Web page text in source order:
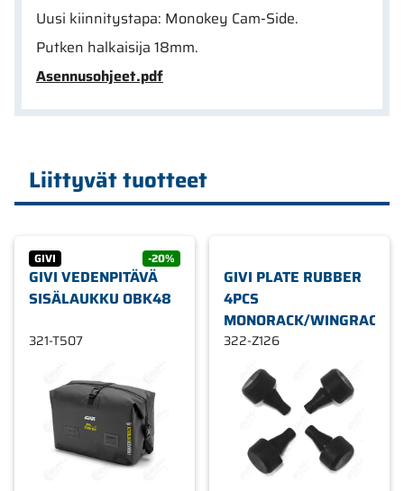
Uusi kiinnitystapa: Monokey Cam-Side.
Putken halkaisija 18mm.
Asennusohjeet.pdf
Liittyvät tuotteet
GIVI -20%
GIVI VEDENPITÄVÄ
SISÄLAUKKU OBK48
321-T507
GIVI PLATE RUBBER
4PCS
MONORACK/WINGRACK
322-Z126